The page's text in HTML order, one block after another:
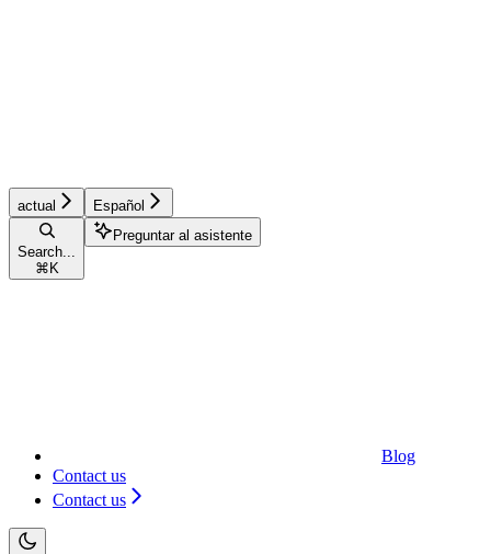
actual Español
Search...
⌘ K
Preguntar al asistente
Blog
Contact us
Contact us